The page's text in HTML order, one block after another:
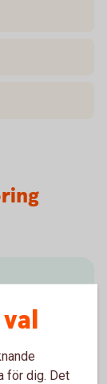
för dig. Det